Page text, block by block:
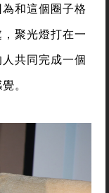
和這個圈子格
聚光燈打在一
共同完成一個
。